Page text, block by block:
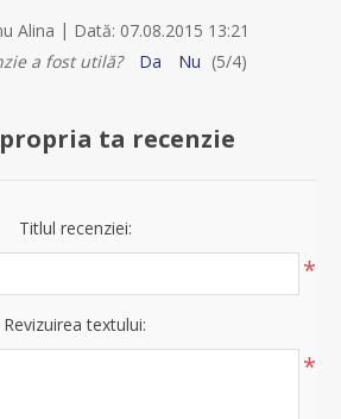
Alina | Dată: 07.08.2015 13:21
a fost utilă?
Da Nu (5/4)
ta recenzie
Titlul recenziei:
*
Revizuirea textului:
*